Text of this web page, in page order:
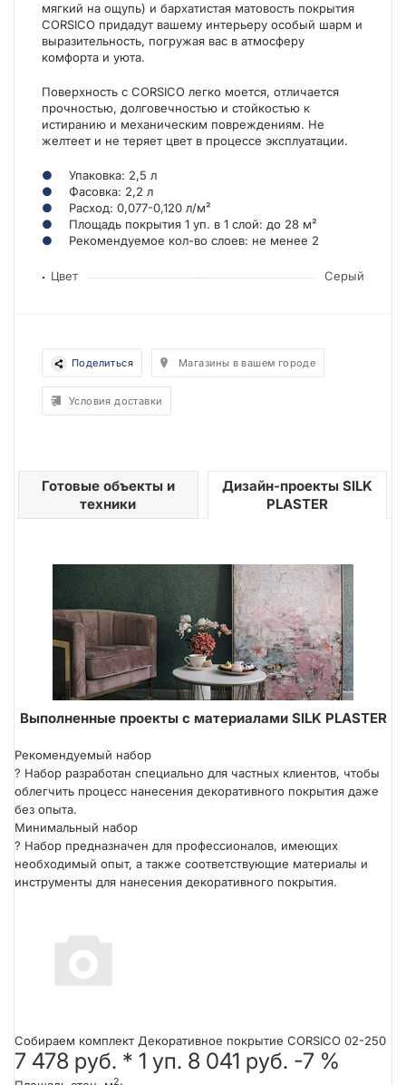
мягкий на ощупь) и бархатистая матовость покрытия
CORSICO придадут вашему интерьеру особый шарм и
выразительность, погружая вас в атмосферу
комфорта и уюта.
Поверхность с CORSICO легко моется, отличается
прочностью, долговечностью и стойкостью к
истиранию и механическим повреждениям. Не
желтеет и не теряет цвет в процессе эксплуатации.
Упаковка: 2,5 л
Фасовка: 2,2 л
Расход: 0,077-0,120 л/м²
Площадь покрытия 1 уп. в 1 слой: до 28 м²
Рекомендуемое кол-во слоев: не менее 2
Цвет Серый
Поделиться Магазины в вашем городе
Условия доставки
Готовые объекты и
техники
Дизайн-проекты SILK
PLASTER
Выполненные проекты с материалами SILK PLASTER
Рекомендуемый набор
? Набор разработан специально для частных клиентов, чтобы
облегчить процесс нанесения декоративного покрытия даже
без опыта.
Минимальный набор
? Набор предназначен для профессионалов, имеющих
необходимый опыт, а также соответствующие материалы и
инструменты для нанесения декоративного покрытия.
Собираем комплект Декоративное покрытие CORSICO 02-250
7 478 руб. * 1 уп. 8 041 руб. -7 %
2